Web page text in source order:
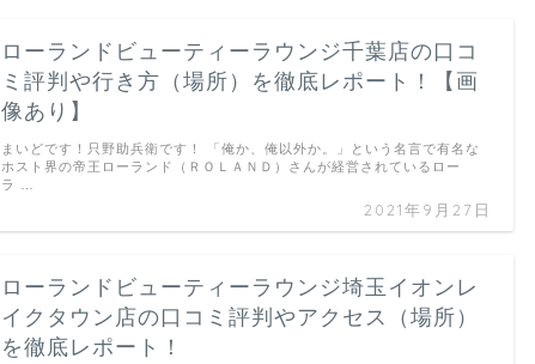
ローランドビューティーラウンジ千葉店の口コ
ミ評判や行き方（場所）を徹底レポート！【画
像あり】
2021年9月27日
まいどです！只野助兵衛です！ 「俺か、俺以外か。」という名言で有名な
ホスト界の帝王ローランド（ＲＯＬＡＮＤ）さんが経営されているロー
ラ …
ローランドビューティーラウンジ埼玉イオンレ
イクタウン店の口コミ評判やアクセス（場所）
を徹底レポート！